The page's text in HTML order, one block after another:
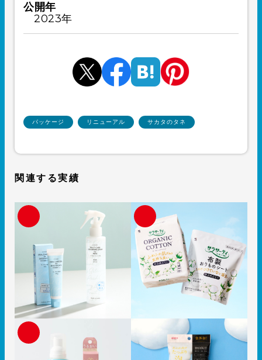
公開年
2023年
パッケージ リニューアル サカタのタネ
関連する実績